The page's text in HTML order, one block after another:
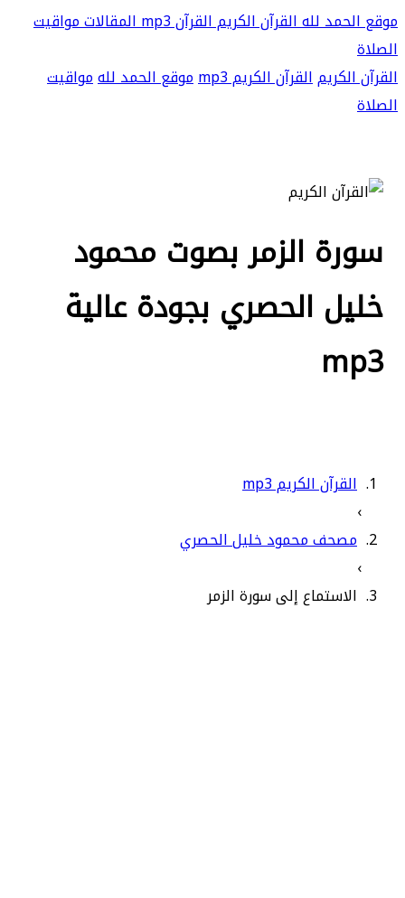
موقع الحمد للهالقرآن الكريمالقرآن mp3 المقالاتمواقيت
الصلاة
القرآن الكريمالقرآن الكريم mp3 موقع الحمد للهمواقيت
الصلاة
سورة الزمر بصوت محمود
خليل الحصري بجودة عالية
mp3
القرآن الكريم mp3
›
مصحف محمود خليل الحصري
›
الاستماع إلى سورة الزمر